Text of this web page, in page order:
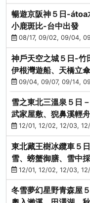
暢遊京阪神５日-átoa
小鹿斑比-台中出發
08/17, 09/02, 09/04,
神戶天空之城５日-竹
伊根灣遊船、天橋立
龍蝦-台中出發
09/04, 09/07, 09/14,
雪之東北三溫泉５日
武家屋敷、猊鼻溪輕
燒、烤牡蠣、握壽司
12/01, 12/02, 12/03,
東北藏王樹冰纜車５
雪、螃蟹御膳、雪中
理、松島遊船
12/01, 12/02, 12/03,
冬雪夢幻星野青森屋